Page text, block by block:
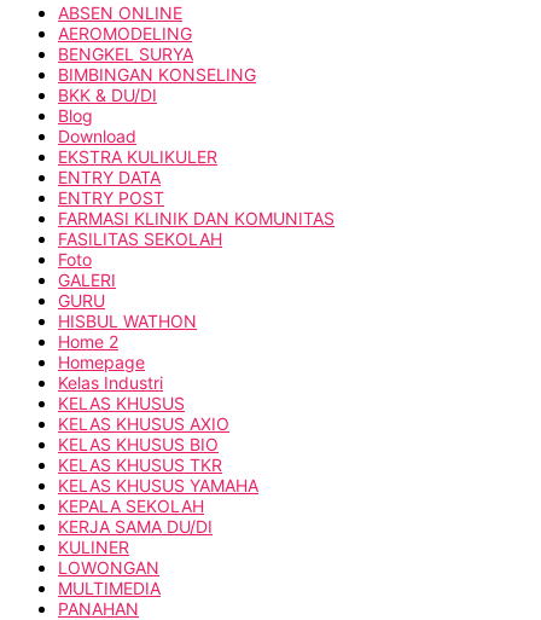
ABSEN ONLINE
AEROMODELING
BENGKEL SURYA
BIMBINGAN KONSELING
BKK & DU/DI
Blog
Download
EKSTRA KULIKULER
ENTRY DATA
ENTRY POST
FARMASI KLINIK DAN KOMUNITAS
FASILITAS SEKOLAH
Foto
GALERI
GURU
HISBUL WATHON
Home 2
Homepage
Kelas Industri
KELAS KHUSUS
KELAS KHUSUS AXIO
KELAS KHUSUS BIO
KELAS KHUSUS TKR
KELAS KHUSUS YAMAHA
KEPALA SEKOLAH
KERJA SAMA DU/DI
KULINER
LOWONGAN
MULTIMEDIA
PANAHAN